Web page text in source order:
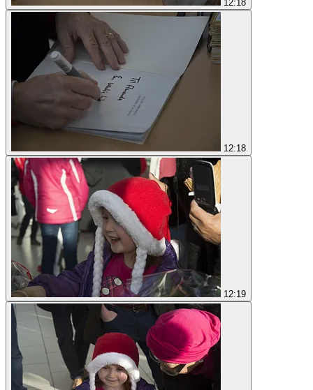
12:18
12:18
12:19